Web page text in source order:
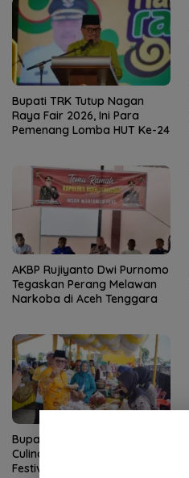
Bupati TRK Tutup Nagan
Raya Fair 2026, Ini Para
Pemenang Lomba HUT Ke-24
AKBP Rujiyanto Dwi Purnomo
Tegaskan Perang Melawan
Narkoba di Aceh Tenggara
Bupati TRK Buka Nagan
Culinary Festival 2026 dan
Festival Peh Karah